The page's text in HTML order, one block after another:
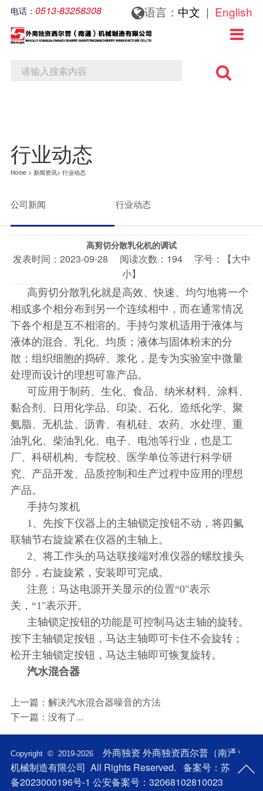
语言： 中文 | English
电话： 0513-83258308
关于我们
新闻资讯
行业动态
联系我们
在线留言

行业动态
Home > 新闻资讯> 行业动态
公司新闻 行业动态
高剪切分散乳化机的调试
发表时间： 2023-09-28 阅读次数： 194 字号：【大中
小】
高剪切分散乳化就是高效、快速、均匀地将一个
相或多个相分布到另一个连续相中，而在通常情况
下各个相是互不相溶的。手持匀浆机适用于液体与
液体的混合、乳化、均质；液体与固体粉末的分
散；组织细胞的捣碎、浆化，是专为实验室中微量
处理而设计的理想可靠产品。
可应用于制药、生化、食品、纳米材料、涂料、
黏合剂、日用化学品、印染、石化、造纸化学、聚
氨脂、无机盐、沥青、有机硅、农药、水处理、重
油乳化、柴油乳化、电子、电池等行业，也是工
厂、科研机构、专院校、医学单位等进行科学研
究、产品开发、品质控制和生产过程中应用的理想
产品。
手持匀浆机
1、先按下仪器上的主轴锁定按钮不动，将四氟
联轴节右旋旋紧在仪器的主轴上。
2、将工作头的马达联接端对准仪器的螺纹接头
部分，右旋旋紧，安装即可完成。
注意：马达电源开关显示的位置“0"表示
关，“1"表示开。
主轴锁定按钮的功能是可控制马达主轴的旋转。
按下主轴锁定按钮，马达主轴即可卡住不会旋转；
松开主轴锁定按钮，马达主轴即可恢复旋转。
汽水混合器
上一篇： 解决汽水混合器噪音的方法
下一篇： 没有了...
Copyright © 2019-2026
外商独资 外商独资西尔普（南通）
机械制造有限公司 All Rights Reserved. 备案号： 苏ICP
备2023000196号-1 公安备案号：32068102810023